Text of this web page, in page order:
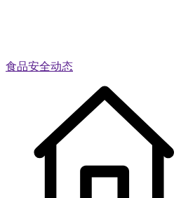
食品安全动态